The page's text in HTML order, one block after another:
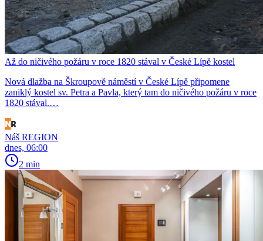
Až do ničivého požáru v roce 1820 stával v České Lípě kostel
Nová dlažba na Škroupově náměstí v České Lípě připomene
zaniklý kostel sv. Petra a Pavla, který tam do ničivého požáru v roce
1820 stával.…
Náš REGION
dnes, 06:00
2 min